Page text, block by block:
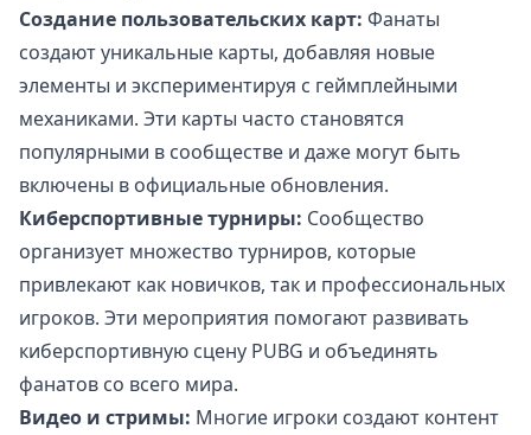
Создание пользовательских карт: Фанаты
создают уникальные карты, добавляя новые
элементы и экспериментируя с геймплейными
механиками. Эти карты часто становятся
популярными в сообществе и даже могут быть
включены в официальные обновления.
Киберспортивные турниры: Сообщество
организует множество турниров, которые
привлекают как новичков, так и профессиональных
игроков. Эти мероприятия помогают развивать
киберспортивную сцену PUBG и объединять
фанатов со всего мира.
Видео и стримы: Многие игроки создают контент